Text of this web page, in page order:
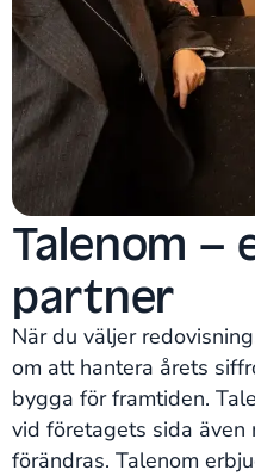
Talenom –
partner
När du väljer
om att hantera årets
bygga för framtiden.
vid företagets sida även
förändras. Talenom